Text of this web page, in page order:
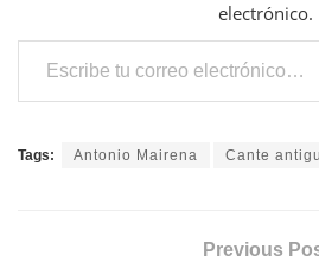
electrónico.
Escribe tu correo electrónico…
Tags: Antonio Mairena Cante
Previous